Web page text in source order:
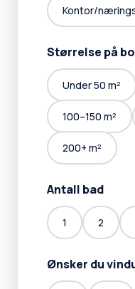
Kontor/
Størrelse på
Under 50 m²
100–150 m²
200+ m²
Antall bad
1 2
Ønsker du